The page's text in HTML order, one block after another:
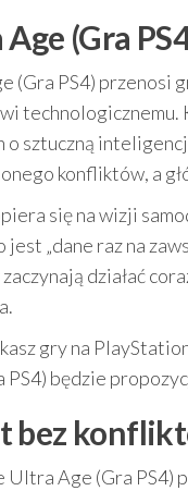
(Gra
(Gra PS4) przenosi
technologicznemu.
o sztuczną
konfliktów, a
się na wizji
jest „dane raz na
działać
gry na
PS4) będzie
bez
Ultra Age (Gra PS4)